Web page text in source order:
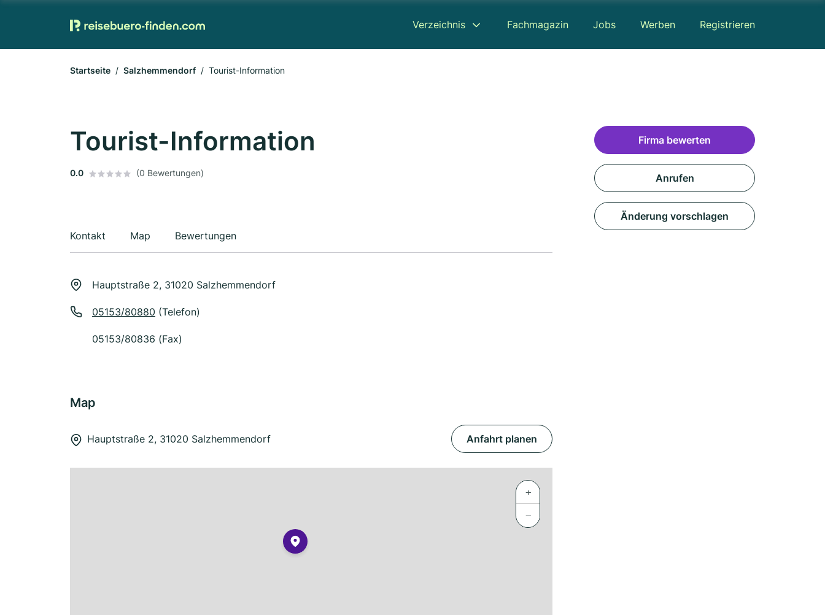
Verzeichnis Fachmagazin Jobs Werben Registrieren
Startseite Salzhemmendorf Tourist-Information
Tourist-Information
0.0 (0 Bewertungen)
Kontakt Map Bewertungen
Hauptstraße 2, 31020 Salzhemmendorf
05153/80880 (Telefon)
05153/80836 (Fax)
Map
Hauptstraße 2, 31020 Salzhemmendorf Anfahrt planen
+
−
Firma bewerten
Anrufen
Änderung vorschlagen